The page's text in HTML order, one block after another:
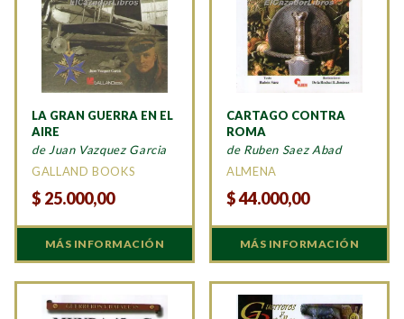
LA GRAN GUERRA EN EL
AIRE
de Juan Vazquez Garcia
GALLAND BOOKS
$ 25.000,00
MÁS INFORMACIÓN
CARTAGO CONTRA
ROMA
de Ruben Saez Abad
ALMENA
$44.000,00
MÁS INFORMACIÓN